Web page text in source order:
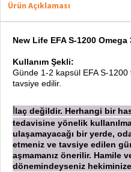
Ürün Açıklaması
New Life EFA S-1200
Kullanım Şekli:
Günde 1-2 kapsül EFA S-1200
tavsiye edilir.
İlaç değildir. Herhangi bir
tedavisine yönelik
ulaşamayacağı bir yerde,
etmeniz ve tavsiye edilen
aşmamanız önerilir. Hamile
dönemindeyseniz hekiminize